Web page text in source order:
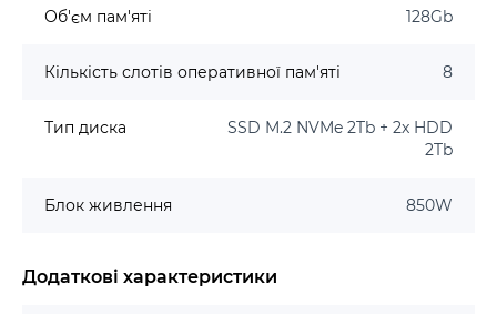
Об'єм пам'яті 128Gb
Кількість слотів оперативної пам'яті 8
Тип диска
SSD M.2 NVMe 2Tb + 2x HDD
2Tb
Блок живлення 850W
Додаткові характеристики